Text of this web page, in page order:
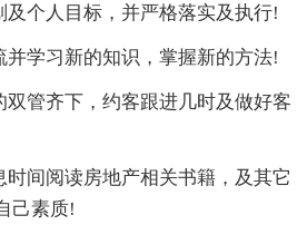
及个人目标，并严格落实及执行!
并学习新的知识，掌握新的方法!
双管齐下，约客跟进几时及做好客
时间阅读房地产相关书籍，及其它
己素质!